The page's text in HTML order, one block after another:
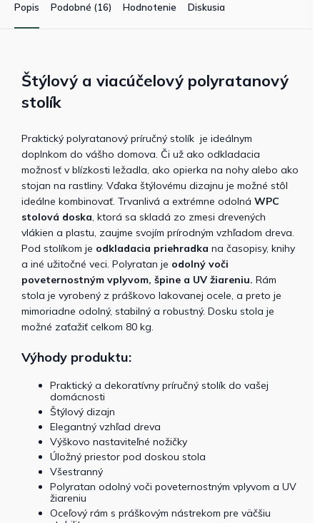
Popis Podobné (16) Hodnotenie Diskusia
Štýlový a viacúčelový polyratanový
stolík
Praktický polyratanový príručný stolík je ideálnym
doplnkom do vášho domova. Či už ako odkladacia
možnosť v blízkosti ležadla, ako opierka na nohy alebo ako
stojan na rastliny. Vďaka štýlovému dizajnu je možné stôl
ideálne kombinovať. Trvanlivá a extrémne odolná WPC
stolová doska , ktorá sa skladá zo zmesi drevených
vlákien a plastu, zaujme svojím prírodným vzhľadom dreva.
Pod stolíkom je odkladacia priehradka na časopisy, knihy
a iné užitočné veci. Polyratan je odolný voči
poveternostným vplyvom, špine a UV žiareniu. Rám
stola je vyrobený z práškovo lakovanej ocele, a preto je
mimoriadne odolný, stabilný a robustný. Dosku stola je
možné zaťažiť celkom 80 kg.
Výhody produktu:
Praktický a dekoratívny príručný stolík do vašej
domácnosti
Štýlový dizajn
Elegantný vzhľad dreva
Výškovo nastaviteľné nožičky
Úložný priestor pod doskou stola
Všestranný
Polyratan odolný voči poveternostným vplyvom a UV
žiareniu
Oceľový rám s práškovým nástrekom pre väčšiu